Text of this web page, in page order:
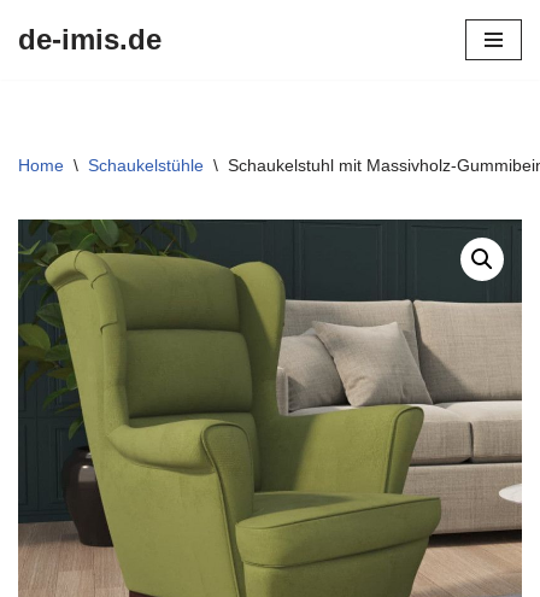
de-imis.de
Home \ Schaukelstühle \ Schaukelstuhl mit Massivholz-